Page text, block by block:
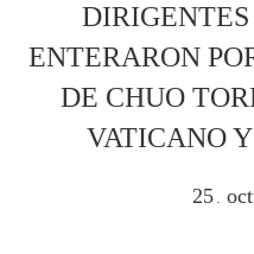
ENTERARON
DE CHUO
VATICANO
25 .